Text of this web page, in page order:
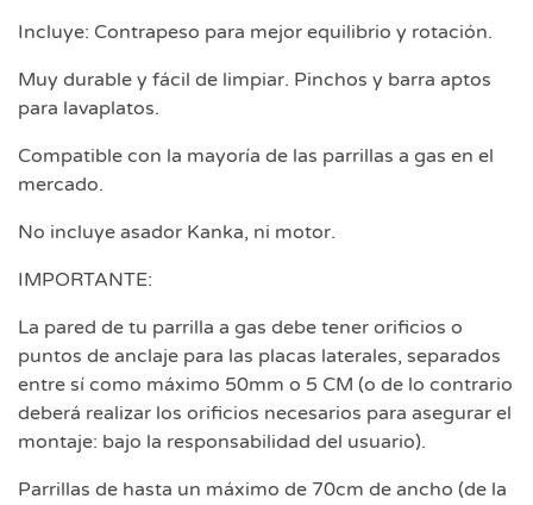
Incluye: Contrapeso para mejor equilibrio y rotación.
Muy durable y fácil de limpiar. Pinchos y barra aptos
para lavaplatos.
Compatible con la mayoría de las parrillas a gas en el
mercado.
No incluye asador Kanka, ni motor.
IMPORTANTE:
La pared de tu parrilla a gas debe tener orificios o
puntos de anclaje para las placas laterales, separados
entre sí como máximo 50mm o 5 CM (o de lo contrario
deberá realizar los orificios necesarios para asegurar el
montaje: bajo la responsabilidad del usuario).
Parrillas de hasta un máximo de 70cm de ancho (de la